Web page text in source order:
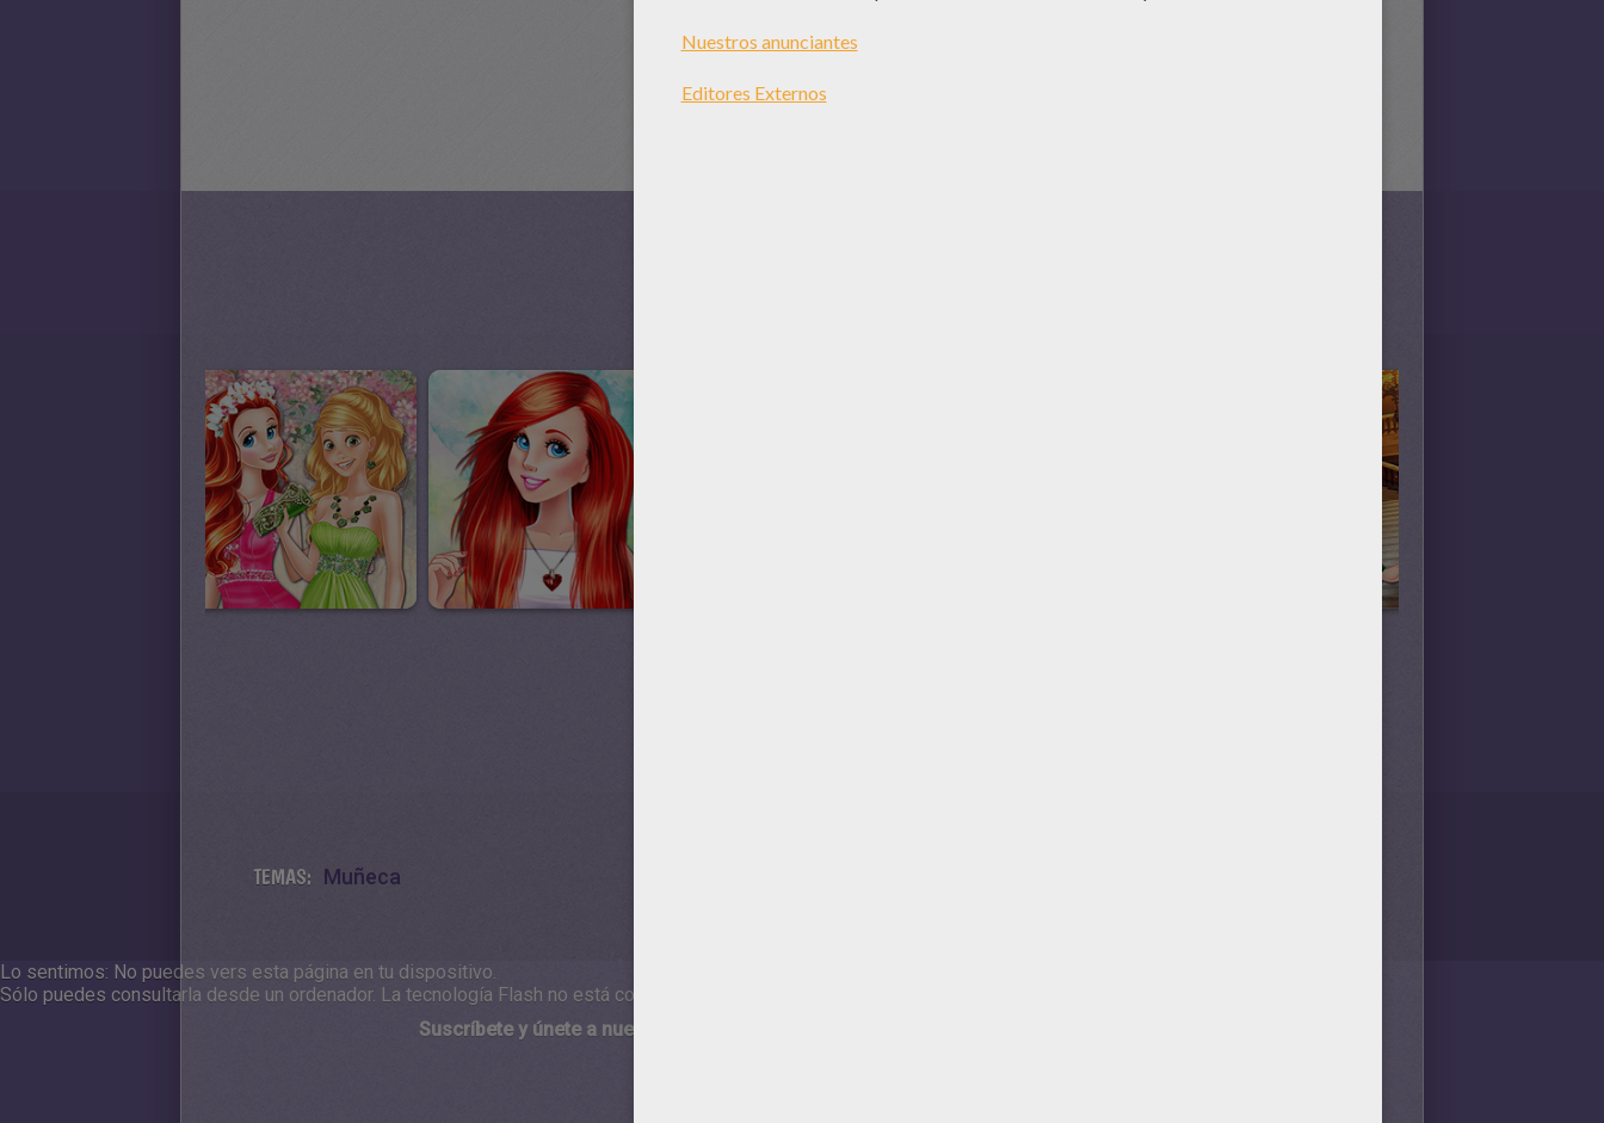
TEMAS: Muñeca
Lo sentimos: No puedes vers esta página en tu dispositivo.
Sólo puedes consultarla desde un ordenador. La tecnología Flash no está compatible con los dispositivos móviles.
Suscríbete y únete a nuestro canal de vídeos para niños en Youtube: